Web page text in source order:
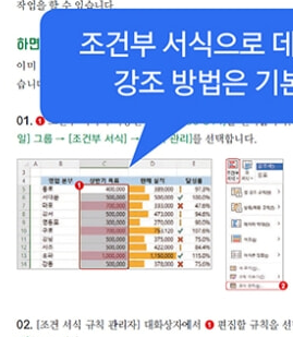
표 기능 이해하기
} 엑셀 표 만들기
인 참조 방식 ― 구조적 참조
} 표 이름 정의하기
대로 써먹는 직장인 필수 함수
수 기초
함수의 구조와 입력 방법